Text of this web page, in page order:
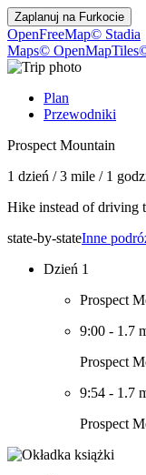
Zaplanuj na Furkocie
OpenFreeMap© Stadia
Maps© OpenMapTiles
Plan
Przewodniki
Prospect Mountain
1 dzień /3 mile / 1
Hike instead of driving
state-by-stateInne
Dzień 1
Prospect
9:00 - 1.7
Prospect
9:54 - 1.7
Prospect